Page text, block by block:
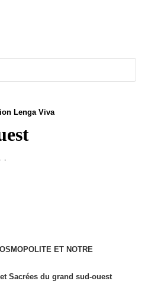
Lenga Viva
ET NOTRE
Sacrées du grand sud-ouest